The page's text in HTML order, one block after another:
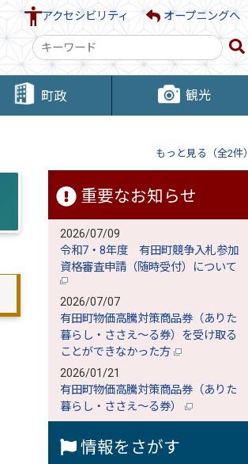
アクセシビリティ オープニングへ
検
索
キ
ー町政 観光
もっと見る（全2件）
重要なお知らせ
2026/07/09
令和7・8年度 有田町競争入札参加
資格審査申請（随時受付）について
2026/07/07
有田町物価高騰対策商品券（ありた
暮らし・ささえ～る券）を受け取る
ことができなかった方
2026/01/21
有田町物価高騰対策商品券（ありた
暮らし・ささえ～る券）
情報をさがす